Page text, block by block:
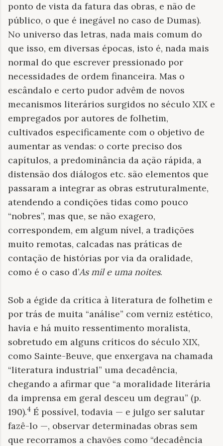
ponto de vista da fatura das obras, e não de
público, o que é inegável no caso de Dumas).
No universo das letras, nada mais comum do
que isso, em diversas épocas, isto é, nada mais
normal do que escrever pressionado por
necessidades de ordem financeira. Mas o
escândalo e certo pudor advêm de novos
mecanismos literários surgidos no século XIX e
empregados por autores de folhetim,
cultivados especificamente com o objetivo de
aumentar as vendas: o corte preciso dos
capítulos, a predominância da ação rápida, a
distensão dos diálogos etc. são elementos que
passaram a integrar as obras estruturalmente,
atendendo a condições tidas como pouco
“nobres”, mas que, se não exagero,
correspondem, em algum nível, a tradições
muito remotas, calcadas nas práticas de
contação de histórias por via da oralidade,
como é o caso d’As mil e uma noites.
Sob a égide da crítica à literatura de folhetim e
por trás de muita “análise” com verniz estético,
havia e há muito ressentimento moralista,
sobretudo em alguns críticos do século XIX,
como Sainte-Beuve, que enxergava na chamada
“literatura industrial” uma decadência,
chegando a afirmar que “a moralidade literária
da imprensa em geral desceu um degrau” (p.
190).4 É possível, todavia — e julgo ser salutar
fazê-lo —, observar determinadas obras sem
que recorramos a chavões como “decadência